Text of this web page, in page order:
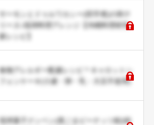
サーモンとドゥルワカシー(田芋煮)の和テ
リーヌ♪琉球料理アレンジ【沖縄料理研究
家レシピ】
食物アレルギー配慮レシピ＊キャロットシ
フォンケーキ(小麦・卵・乳・大豆不使用)
琉球菓子クンペン(黒ごまピーナッツ餡)胡